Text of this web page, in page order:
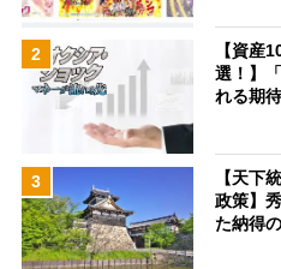
2
【資産
選！】
れる期
3
【天下
政策】
た納得